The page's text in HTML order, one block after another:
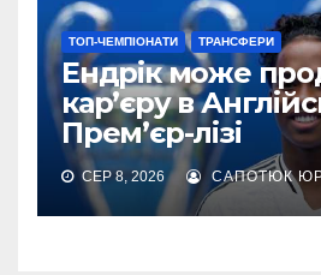
ТОП-ЧЕМПІОНАТИ ТРАНСФЕРИ
Ендрік може
кар’єру в
Прем’єр-лізі
СЕР 8, 2026 САПОТЮК